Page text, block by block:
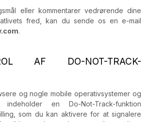
eller kommentarer vedrørende dine
fred, kan du sende os en e-mail
.
AF DO-NOT-TRACK-
og nogle mobile operativsystemer og
indeholder en Do-Not-Track-funktion
som du kan aktivere for at signalere